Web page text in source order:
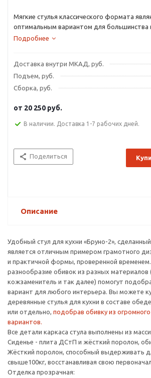
Мягкие стулья классического формата
оптимальным вариантом для большинства
интерьеров и обеденных зон.
Подробнее
Доставка внутри МКАД, руб.
Подъем, руб.
Сборка, руб.
от 20 250 руб.
В наличии. Доставка 1-7 рабочих дней.
Поделиться
Описание
Удобный стул для кухни «Бруно-2», сделанный
является отличным примером грамотного
и практичной формы, проверенной
разнообразие обивок из разных материалов
кожзаменитель и так далее) помогут
вариант для любого интерьера. Вы можете
деревянные стулья для кухни в составе
или отдельно, подобрав обивку из огромного
вариантов.
Все детали каркаса стула выполнены из
Сиденье - плита ДСтП и жёсткий поролон,
Жёсткий поролон, способный выдерживать
свыше100кг, восстанавливая свою
Отделка прозрачная: